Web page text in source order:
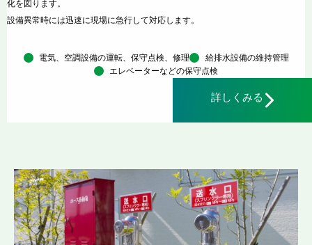
化を図ります。
設備異常時には迅速に現場に急行して対応します。
電気、空調設備の運転、保守点検、修理
給排水設備の維持管理
エレベーターなどの保守点検
詳しくみる